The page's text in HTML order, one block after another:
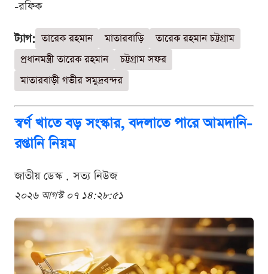
-রফিক
ট্যাগ: তারেক রহমান মাতারবাড়ি
তারেক রহমান চট্টগ্রাম
প্রধানমন্ত্রী তারেক রহমান
চট্টগ্রাম সফর
মাতারবাড়ী গভীর সমুদ্রবন্দর
স্বর্ণ খাতে বড় সংস্কার, বদলাতে পারে আমদানি-
রপ্তানি নিয়ম
জাতীয় ডেস্ক . সত্য নিউজ
২০২৬ আগস্ট ০৭ ১৪:২৮:৫১